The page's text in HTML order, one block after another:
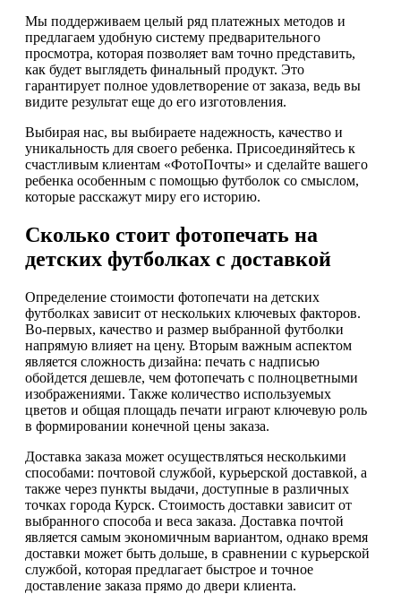
Мы поддерживаем целый ряд платежных методов и
предлагаем удобную систему предварительного
просмотра, которая позволяет вам точно представить,
как будет выглядеть финальный продукт. Это
гарантирует полное удовлетворение от заказа, ведь вы
видите результат еще до его изготовления.
Выбирая нас, вы выбираете надежность, качество и
уникальность для своего ребенка. Присоединяйтесь к
счастливым клиентам «ФотоПочты» и сделайте вашего
ребенка особенным с помощью футболок со смыслом,
которые расскажут миру его историю.
Сколько стоит фотопечать на
детских футболках с доставкой
Определение стоимости фотопечати на детских
футболках зависит от нескольких ключевых факторов.
Во-первых, качество и размер выбранной футболки
напрямую влияет на цену. Вторым важным аспектом
является сложность дизайна: печать с надписью
обойдется дешевле, чем фотопечать с полноцветными
изображениями. Также количество используемых
цветов и общая площадь печати играют ключевую роль
в формировании конечной цены заказа.
Доставка заказа может осуществляться несколькими
способами: почтовой службой, курьерской доставкой, а
также через пункты выдачи, доступные в различных
точках города Курск. Стоимость доставки зависит от
выбранного способа и веса заказа. Доставка почтой
является самым экономичным вариантом, однако время
доставки может быть дольше, в сравнении с курьерской
службой, которая предлагает быстрое и точное
доставление заказа прямо до двери клиента.